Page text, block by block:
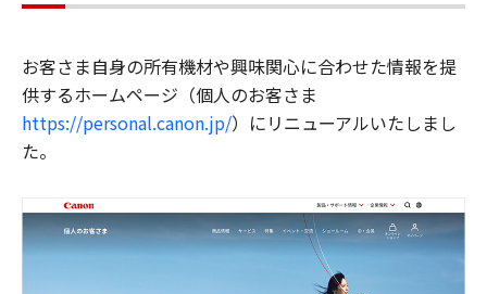
お客さま自身の所有機材や興味関心に合わせた情報を提
供するホームページ（個人のお客さま
https://personal.canon.jp/）にリニューアルいたしまし
た。